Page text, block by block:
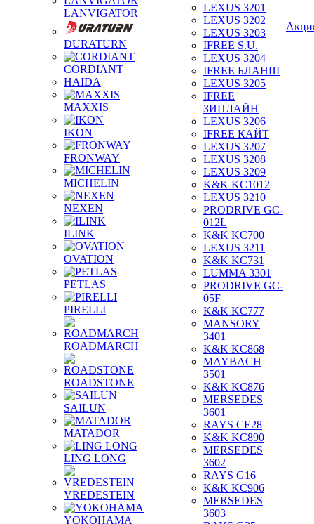
LANVIGATOR
DURATURN
CORDIANT
HAIDA
MAXXIS
IKON
FRONWAY
MICHELIN
NEXEN
ILINK
OVATION
PETLAS
PIRELLI
ROADMARCH
ROADSTONE
SAILUN
MATADOR
LING LONG
VREDESTEIN
YOKOHAMA
LEXUS 3201
LEXUS 3202
LEXUS 3203
IFREE S.U.
LEXUS 3204
IFREE БЛАНШ
LEXUS 3205
IFREE
ЗИПЛАЙН
LEXUS 3206
IFREE КАЙТ
LEXUS 3207
LEXUS 3208
LEXUS 3209
K&K KC1012
LEXUS 3210
PRODRIVE GC-
012L
K&K KC700
LEXUS 3211
K&K KC731
LUMMA 3301
PRODRIVE GC-
05F
K&K KC777
MANSORY
3401
K&K KC868
MAYBACH
3501
K&K KC876
MERSEDES
3601
RAYS CE28
K&K KC890
MERSEDES
3602
RAYS G16
K&K KC906
MERSEDES
3603